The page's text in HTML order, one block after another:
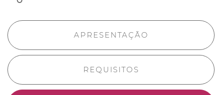
APRESENTAÇÃO
REQUISITOS